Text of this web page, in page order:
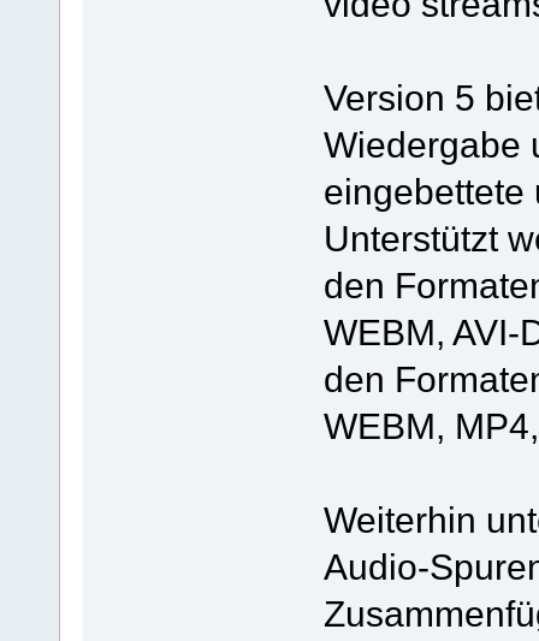
Version 5
Wiedergabe
eingebettete
Unterstützt
den
WEBM, AVI-
den
WEBM,
Weiterhin
Audio-